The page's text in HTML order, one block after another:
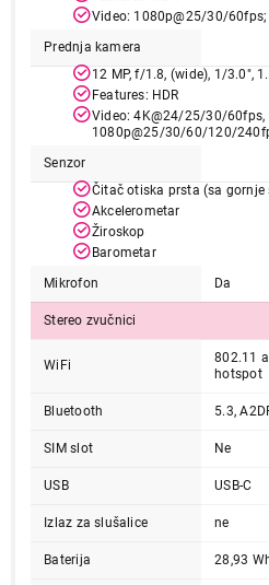
Video: 1080p@25/30/60fps;
Prednja kamera
12 MP, f/1.8, (wide), 1/3.0",
Features: HDR
Video: 4K@24/25/30/60fps,
1080p@25/30/60/120/
Senzor
Čitač otiska prsta (sa gornje
Akcelerometar
Žiroskop
Barometar
Mikrofon
Da
Stereo zvučnici
WiFi
802.11
hotspot
Bluetooth 5.3,
SIM slot Ne
USB USB-C
Izlaz za slušalice ne
Baterija 28,93
TABLETI
APPLE 13-inch iPad Air
- Space Grey mcnh4hc/
Proizvod je dodat u
Nastavi
Završi kupovinu